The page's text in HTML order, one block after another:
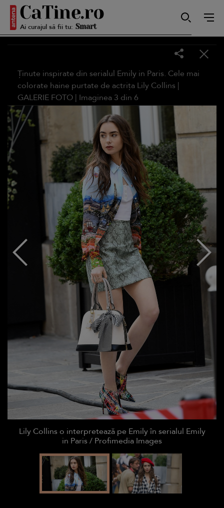
Ai curajul să fii tu: Smart
Sensibilă
Puternică
Ținute inspirate din serialul Emily in Paris. Cele mai
colorate haine purtate de actrița Lily Collins |
GALERIE FOTO | Imaginea 3 din 6
Lily Collins o interpretează pe Emily în serialul Emily
in Paris / Profimedia Images